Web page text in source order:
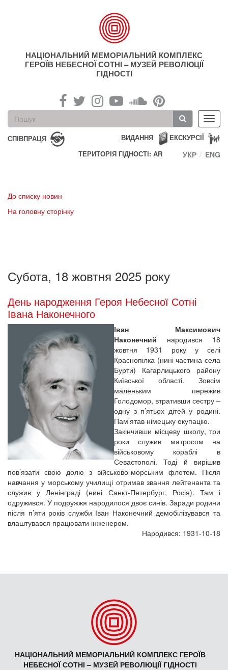
НАЦІОНАЛЬНИЙ МЕМОРІАЛЬНИЙ КОМПЛЕКС
ГЕРОЇВ НЕБЕСНОЇ СОТНІ – МУЗЕЙ РЕВОЛЮЦІЇ
ГІДНОСТІ
Пошукова
форма
Пошук
СПІВПРАЦЯ ЕКСКУРСІЇ
ВИДАННЯ
ТЕРИТОРІЯ ГІДНОСТІ: AR
УКР ENG
До списку новин
На головну сторінку
Субота, 18 жовтня 2025 року
День народження Героя Небесної Сотні
Івана Наконечного
Іван Максимович
Наконечний народився 18
жовтня 1931 року у селі
Краснопілка (нині частина села
Бурти) Кагарлицького району
Київської області. Зовсім
маленьким пережив
Голодомор, втративши сестру –
одну з п’ятьох дітей у родині.
Пам’ятав німецьку окупацію.
Закінчивши місцеву школу, три
роки служив матросом на
військовому кораблі в
Севастополі. Тоді й вирішив
пов’язати свою долю з військово-морським флотом. Після
навчання у морському училищі отримав звання лейтенанта та
служив у Ленінграді (нині Санкт-Петербург, Росія). Там і
одружився. У подружжя народилося двоє синів. Заради родини
після п’яти років служби Іван Наконечний демобілізувався та
влаштувався працювати інженером.
Народився: 1931-10-18
НАЦІОНАЛЬНИЙ МЕМОРІАЛЬНИЙ КОМПЛЕКС ГЕРОЇВ
НЕБЕСНОЇ СОТНІ – МУЗЕЙ РЕВОЛЮЦІЇ ГІДНОСТІ